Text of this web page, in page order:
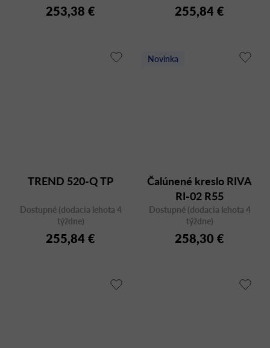
253,38 € 255,84 €
TREND 520-Q TP
Dostupné (dodacia lehota 4
týždne)
255,84 €
Novinka
Čalúnené kreslo RIVA
RI-02 R55
Dostupné (dodacia lehota 4
týždne)
258,30 €